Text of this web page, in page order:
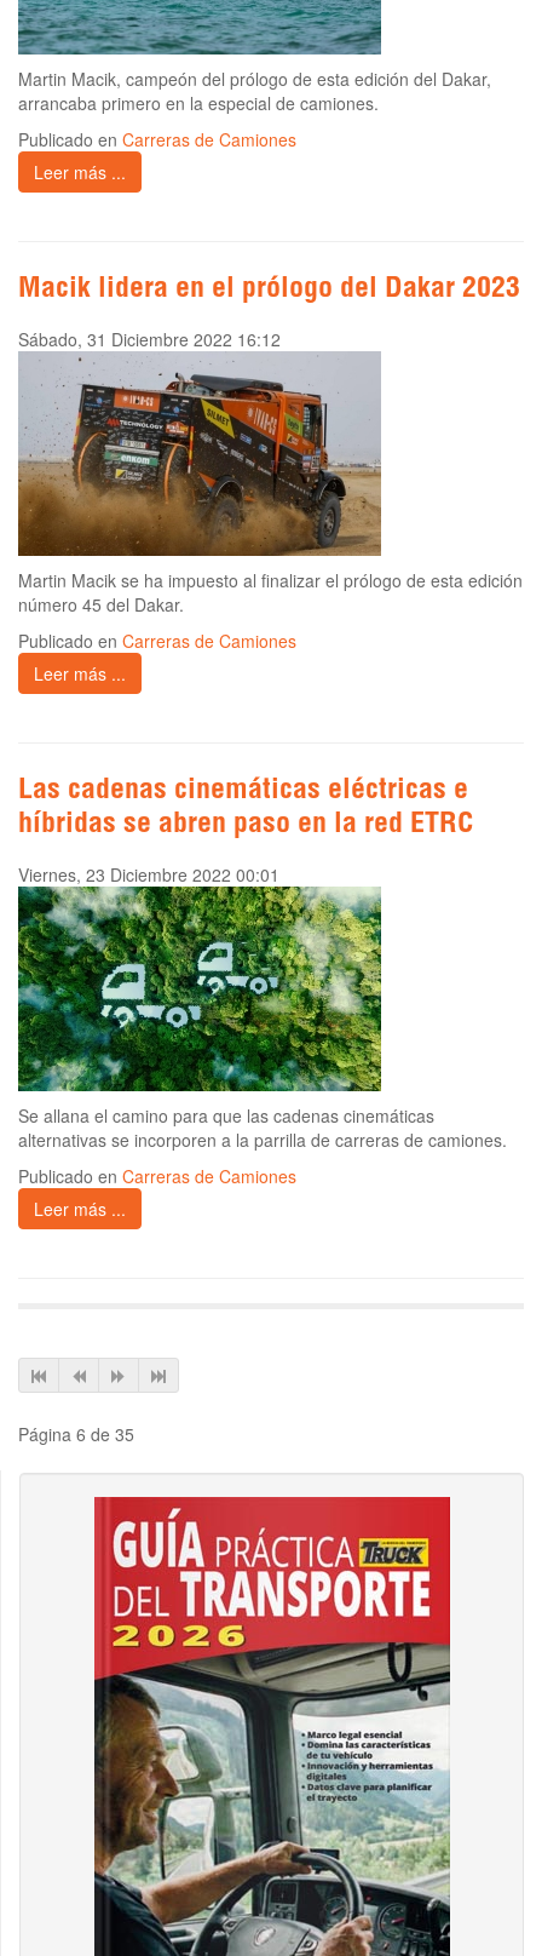
Martin Macik, campeón del prólogo de esta edición del Dakar,
arrancaba primero en la especial de camiones.
Publicado en Carreras de Camiones
Leer más ...
Macik lidera en el prólogo del Dakar 2023
Sábado, 31 Diciembre 2022 16:12
Martin Macik se ha impuesto al finalizar el prólogo de esta edición
número 45 del Dakar.
Publicado en Carreras de Camiones
Leer más ...
Las cadenas cinemáticas eléctricas e
híbridas se abren paso en la red ETRC
Viernes, 23 Diciembre 2022 00:01
Se allana el camino para que las cadenas cinemáticas
alternativas se incorporen a la parrilla de carreras de camiones.
Publicado en Carreras de Camiones
Leer más ...
Página 6 de 35